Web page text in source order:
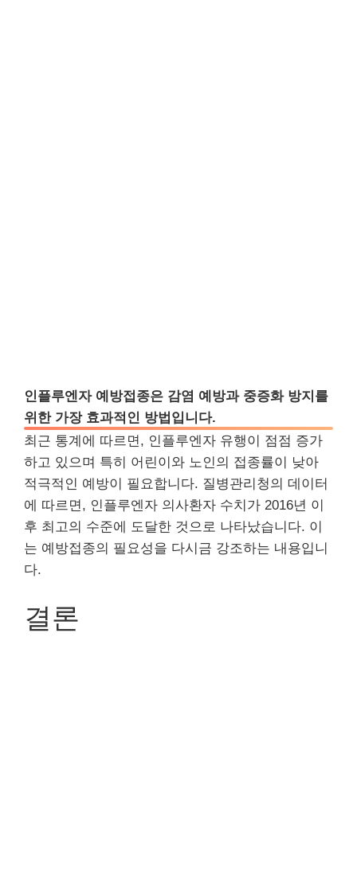
인플루엔자 예방접종은 감염 예방과 중증화 방지를
위한 가장 효과적인 방법입니다.
최근 통계에 따르면, 인플루엔자 유행이 점점 증가
하고 있으며 특히 어린이와 노인의 접종률이 낮아
적극적인 예방이 필요합니다. 질병관리청의 데이터
에 따르면, 인플루엔자 의사환자 수치가 2016년 이
후 최고의 수준에 도달한 것으로 나타났습니다. 이
는 예방접종의 필요성을 다시금 강조하는 내용입니
다.
결론